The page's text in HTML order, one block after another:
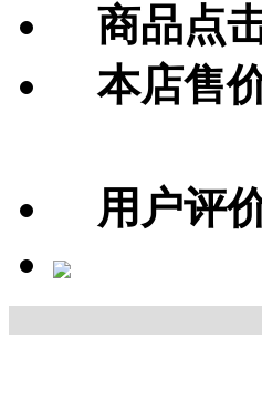
商品点
本店售
用户评